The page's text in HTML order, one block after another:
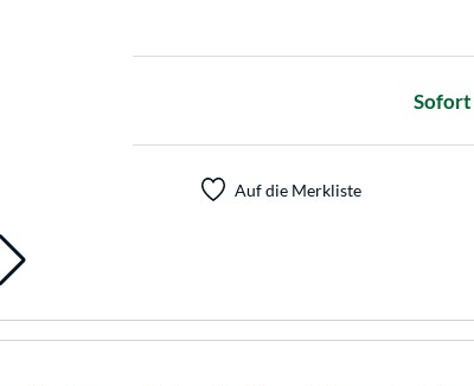
Auf die Merkliste